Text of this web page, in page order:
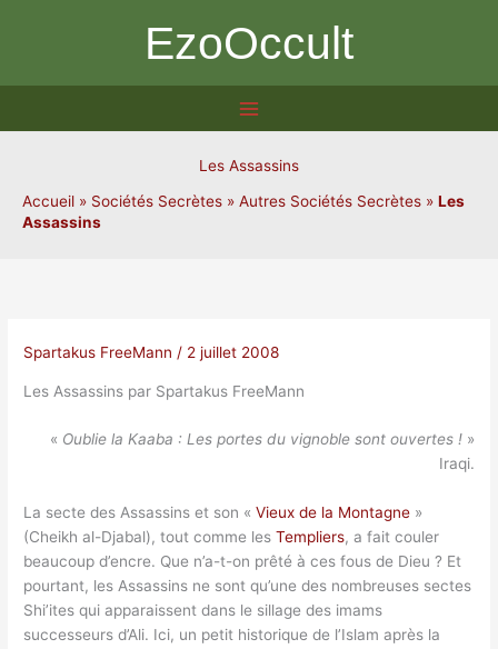
EzoOccult
Les Assassins
Accueil » Sociétés Secrètes » Autres Sociétés Secrètes » Les
Assassins
Spartakus FreeMann / 2 juillet 2008
Les Assassins par Spartakus FreeMann
« Oublie la Kaaba : Les portes du vignoble sont ouvertes ! »
Iraqi.
La secte des Assassins et son «Vieux de la Montagne »
(Cheikh al-Djabal), tout comme lesTempliers, a fait couler
beaucoup d’encre. Que n’a-t-on prêté à ces fous de Dieu ? Et
pourtant, les Assassins ne sont qu’une des nombreuses sectes
Shi’ites qui apparaissent dans le sillage des imams
successeurs d’Ali. Ici, un petit historique de l’Islam après la